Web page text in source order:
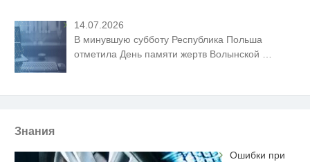
14.07.2026
В минувшую субботу Республика Польша
отметила День памяти жертв Волынской
Знания
Ошибки при